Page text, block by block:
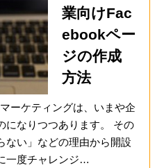
業向けFac
ebookペー
ジの作成
方法
ーケティングは、いまや企
になりつつあります。 その
ない」などの理由から開設
一度チャレンジ…